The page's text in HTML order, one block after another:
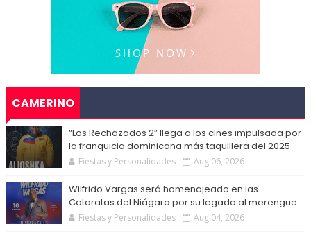
CAMERINO
“Los Rechazados 2” llega a los cines impulsada por
la franquicia dominicana más taquillera del 2025
Fiestas y Personalidades Aug 06, 2026
Wilfrido Vargas será homenajeado en las
Cataratas del Niágara por su legado al merengue
Fiestas y Personalidades Aug 04, 2026